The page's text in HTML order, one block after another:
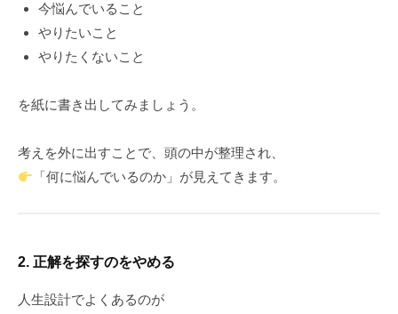
今悩んでいること
やりたいこと
やりたくないこと
を紙に書き出してみましょう。
考えを外に出すことで、頭の中が整理され、
「何に悩んでいるのか」が見えてきます。
2. 正解を探すのをやめる
人生設計でよくあるのが